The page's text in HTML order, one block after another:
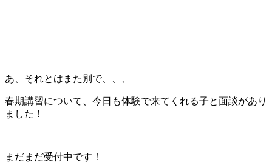
あ、それとはまた別で、、、
春期講習について、今日も体験で来てくれる子と面談があり
ました！
まだまだ受付中です！